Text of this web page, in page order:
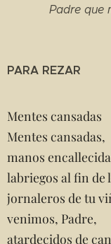
Padre que
PARA REZAR
Mentes cansadas
Mentes cansadas,
manos
labriegos al fin de
jornaleros de tu
venimos, Padre,
atardecidos de